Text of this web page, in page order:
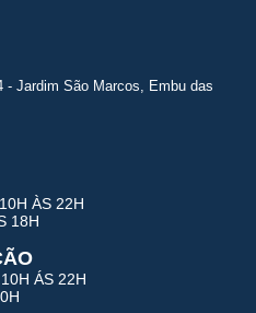
- Jardim São Marcos, Embu das
ÀS 22H
18H
ÁS 22H